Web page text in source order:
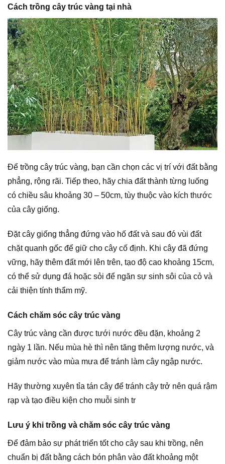
Cách trồng cây trúc vàng tại nhà
Để trồng cây trúc vàng, bạn cần chọn các vị trí với đất bằng
phẳng, rộng rãi. Tiếp theo, hãy chia đất thành từng luống
có chiều sâu khoảng 30 – 50cm, tùy thuộc vào kích thước
của cây giống.
Đặt cây giống thẳng đứng vào hố đất và sau đó vùi đất
chặt quanh gốc để giữ cho cây cố định. Khi cây đã đứng
vững, hãy thêm đất mới lên trên, tạo độ cao khoảng 15cm,
có thể sử dụng đá hoặc sỏi để ngăn sự sinh sôi của cỏ và
cải thiện tính thẩm mỹ.
Cách chăm sóc cây trúc vàng
Cây trúc vàng cần được tưới nước đều đặn, khoảng 2
ngày 1 lần. Nếu mùa hè thì nên tăng thêm lượng nước, và
giảm nước vào mùa mưa để tránh làm cây ngập nước.
Hãy thường xuyên tỉa tán cây để tránh cây trở nên quá rậm
rạp và tạo điều kiện cho muỗi sinh tr
Lưu ý khi trồng và chăm sóc cây trúc vàng
Để đảm bảo sự phát triển tốt cho cây sau khi trồng, nên
chuẩn bị đất bằng cách bón phân vào đất khoảng một